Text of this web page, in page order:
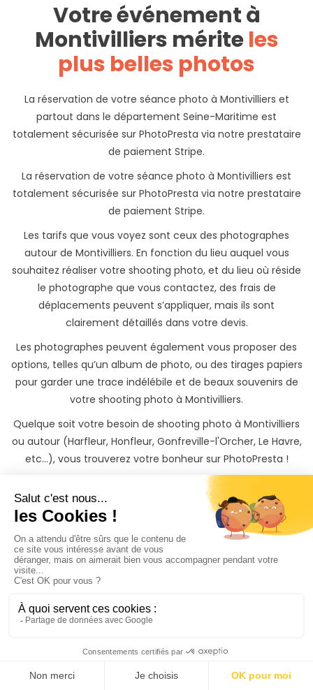
Votre événement à
Montivilliers mériteles
plus belles photos
La réservation de votre séance photo à Montivilliers et
partout dans le département Seine-Maritime est
totalement sécurisée sur PhotoPresta via notre prestataire
de paiement Stripe.
La réservation de votre séance photo à Montivilliers est
totalement sécurisée sur PhotoPresta via notre prestataire
de paiement Stripe.
Les tarifs que vous voyez sont ceux des photographes
autour de Montivilliers. En fonction du lieu auquel vous
souhaitez réaliser votre shooting photo, et du lieu où réside
le photographe que vous contactez, des frais de
déplacements peuvent s’appliquer, mais ils sont
clairement détaillés dans votre devis.
Les photographes peuvent également vous proposer des
options, telles qu’un album de photo, ou des tirages papiers
pour garder une trace indélébile et de beaux souvenirs de
votre shooting photo à Montivilliers.
Quelque soit votre besoin de shooting photo à Montivilliers
ou autour (Harfleur, Honfleur, Gonfreville-l'Orcher, Le Havre,
etc...), vous trouverez votre bonheur sur PhotoPresta !
N’attendez plus et mettez votre événément à Montivilliers
à l’honneur en réalisant un shooting photo avec un
photographe professionnel !
Vous recevrez les photos de votre séance photo à
Montivilliers sur une belle galerie privée protégée par mot
de passe, qu'il vous sera possible de partager avec vos
Vous pouvez être rassuré, et profiter pleinement de votre
trace inoubliable de votre shooting, il vous sera également
possible de commander des tirages photos papiers à des